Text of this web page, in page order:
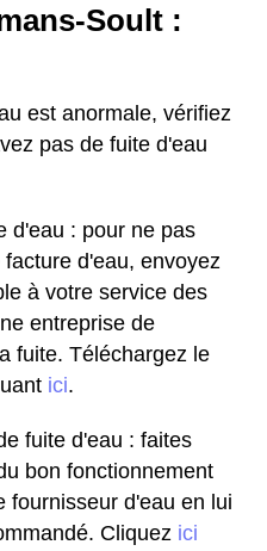
Soult :
est anormale, vérifiez
pas de fuite d'eau
d'eau : pour ne pas
d'eau, envoyez
à votre service des
entreprise de
fuite. Téléchargez le
ici.
fuite d'eau : faites
bon fonctionnement
fournisseur d'eau en lui
Cliquez ici